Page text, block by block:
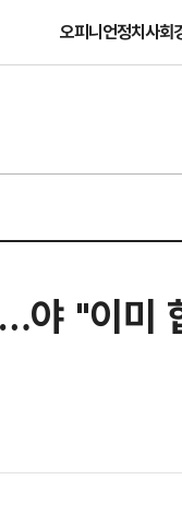
오피니언정치사회
야 "이미